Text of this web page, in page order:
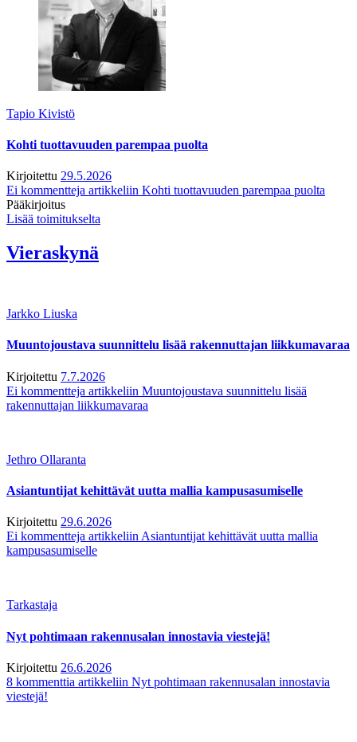
Tapio Kivistö
Kohti tuottavuuden parempaa puolta
Kirjoitettu 29.5.2026
Ei kommentteja artikkeliin Kohti tuottavuuden parempaa puolta
Pääkirjoitus
Lisää toimitukselta
Vieraskynä
Jarkko Liuska
Muuntojoustava suunnittelu lisää rakennuttajan liikkumavaraa
Kirjoitettu 7.7.2026
Ei kommentteja artikkeliin Muuntojoustava suunnittelu lisää
rakennuttajan liikkumavaraa
Jethro Ollaranta
Asiantuntijat kehittävät uutta mallia kampusasumiselle
Kirjoitettu 29.6.2026
Ei kommentteja artikkeliin Asiantuntijat kehittävät uutta mallia
kampusasumiselle
Tarkastaja
Nyt pohtimaan rakennusalan innostavia viestejä!
Kirjoitettu 26.6.2026
8 kommenttia artikkeliin Nyt pohtimaan rakennusalan innostavia
viestejä!